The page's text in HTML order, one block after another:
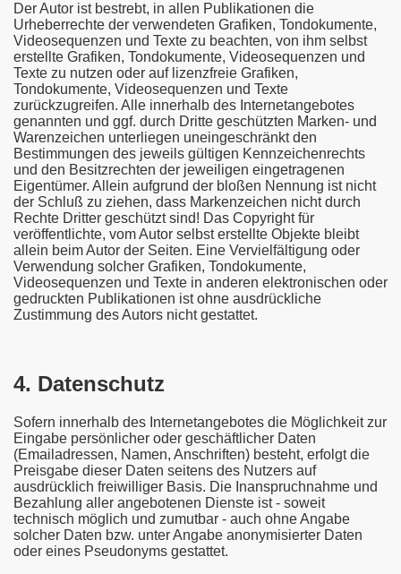
Der Autor ist bestrebt, in allen Publikationen die
Urheberrechte der verwendeten Grafiken, Tondokumente,
Videosequenzen und Texte zu beachten, von ihm selbst
erstellte Grafiken, Tondokumente, Videosequenzen und
Texte zu nutzen oder auf lizenzfreie Grafiken,
Tondokumente, Videosequenzen und Texte
zurückzugreifen. Alle innerhalb des Internetangebotes
genannten und ggf. durch Dritte geschützten Marken- und
Warenzeichen unterliegen uneingeschränkt den
Bestimmungen des jeweils gültigen Kennzeichenrechts
und den Besitzrechten der jeweiligen eingetragenen
Eigentümer. Allein aufgrund der bloßen Nennung ist nicht
der Schluß zu ziehen, dass Markenzeichen nicht durch
Rechte Dritter geschützt sind! Das Copyright für
veröffentlichte, vom Autor selbst erstellte Objekte bleibt
allein beim Autor der Seiten. Eine Vervielfältigung oder
Verwendung solcher Grafiken, Tondokumente,
Videosequenzen und Texte in anderen elektronischen oder
gedruckten Publikationen ist ohne ausdrückliche
Zustimmung des Autors nicht gestattet.
4. Datenschutz
Sofern innerhalb des Internetangebotes die Möglichkeit zur
Eingabe persönlicher oder geschäftlicher Daten
(Emailadressen, Namen, Anschriften) besteht, erfolgt die
Preisgabe dieser Daten seitens des Nutzers auf
ausdrücklich freiwilliger Basis. Die Inanspruchnahme und
Bezahlung aller angebotenen Dienste ist - soweit
technisch möglich und zumutbar - auch ohne Angabe
solcher Daten bzw. unter Angabe anonymisierter Daten
oder eines Pseudonyms gestattet.